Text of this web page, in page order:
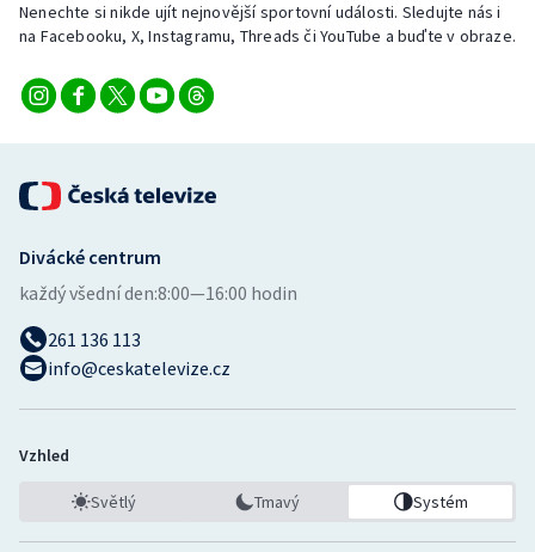
Nenechte si nikde ujít nejnovější sportovní události. Sledujte nás i
na Facebooku, X, Instagramu, Threads či YouTube a buďte v obraze.
Divácké centrum
každý všední den:8:00—16:00 hodin
261 136 113
info@ceskatelevize.cz
Vzhled
Světlý Tmavý Systém